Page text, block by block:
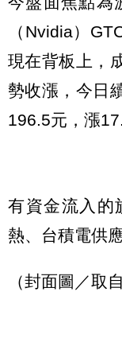
（Nvidia）
現在背板上，
勢收漲，今日
196.5元，漲
有資金流入的
熱、台積電供
（封面圖／取